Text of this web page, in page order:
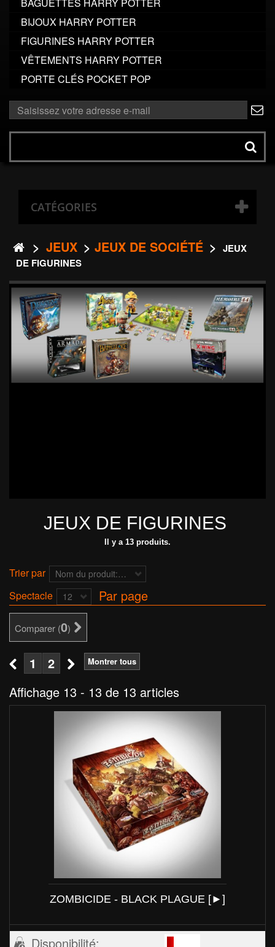
BIJOUX HARRY POTTER
FIGURINES HARRY POTTER
VÊTEMENTS HARRY POTTER
PORTE CLÉS POCKET POP
Rechercher
produit
CATÉGORIES
> JEUX > JEUX DE SOCIÉTÉ > JEUX
DE FIGURINES
JEUX DE FIGURINES
Il y a 13 produits.
Trier par Nom du produit: de A à Z
Spectacle 12 Par page
Comparer (0)
Montrer tous
1
2
Affichage 13 - 13 de 13 articles
ZOMBICIDE - BLACK PLAGUE [►]
Disponibilité: